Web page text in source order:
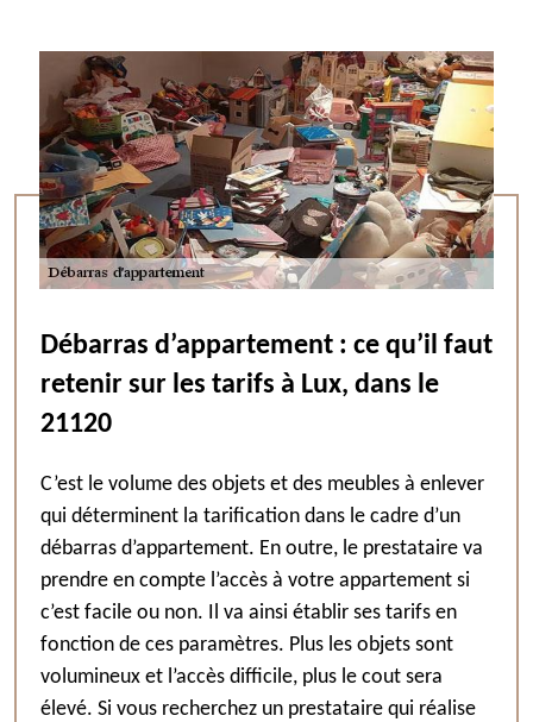
Débarras d’appartement : ce qu’il faut
retenir sur les tarifs à Lux, dans le
21120
C’est le volume des objets et des meubles à enlever
qui déterminent la tarification dans le cadre d’un
débarras d’appartement. En outre, le prestataire va
prendre en compte l’accès à votre appartement si
c’est facile ou non. Il va ainsi établir ses tarifs en
fonction de ces paramètres. Plus les objets sont
volumineux et l’accès difficile, plus le cout sera
élevé. Si vous recherchez un prestataire qui réalise